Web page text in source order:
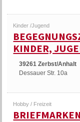
Kinder /Jugend
KINDER,
39261 Zerbst/Anhalt
Dessauer Str. 10a
Hobby / Freizeit